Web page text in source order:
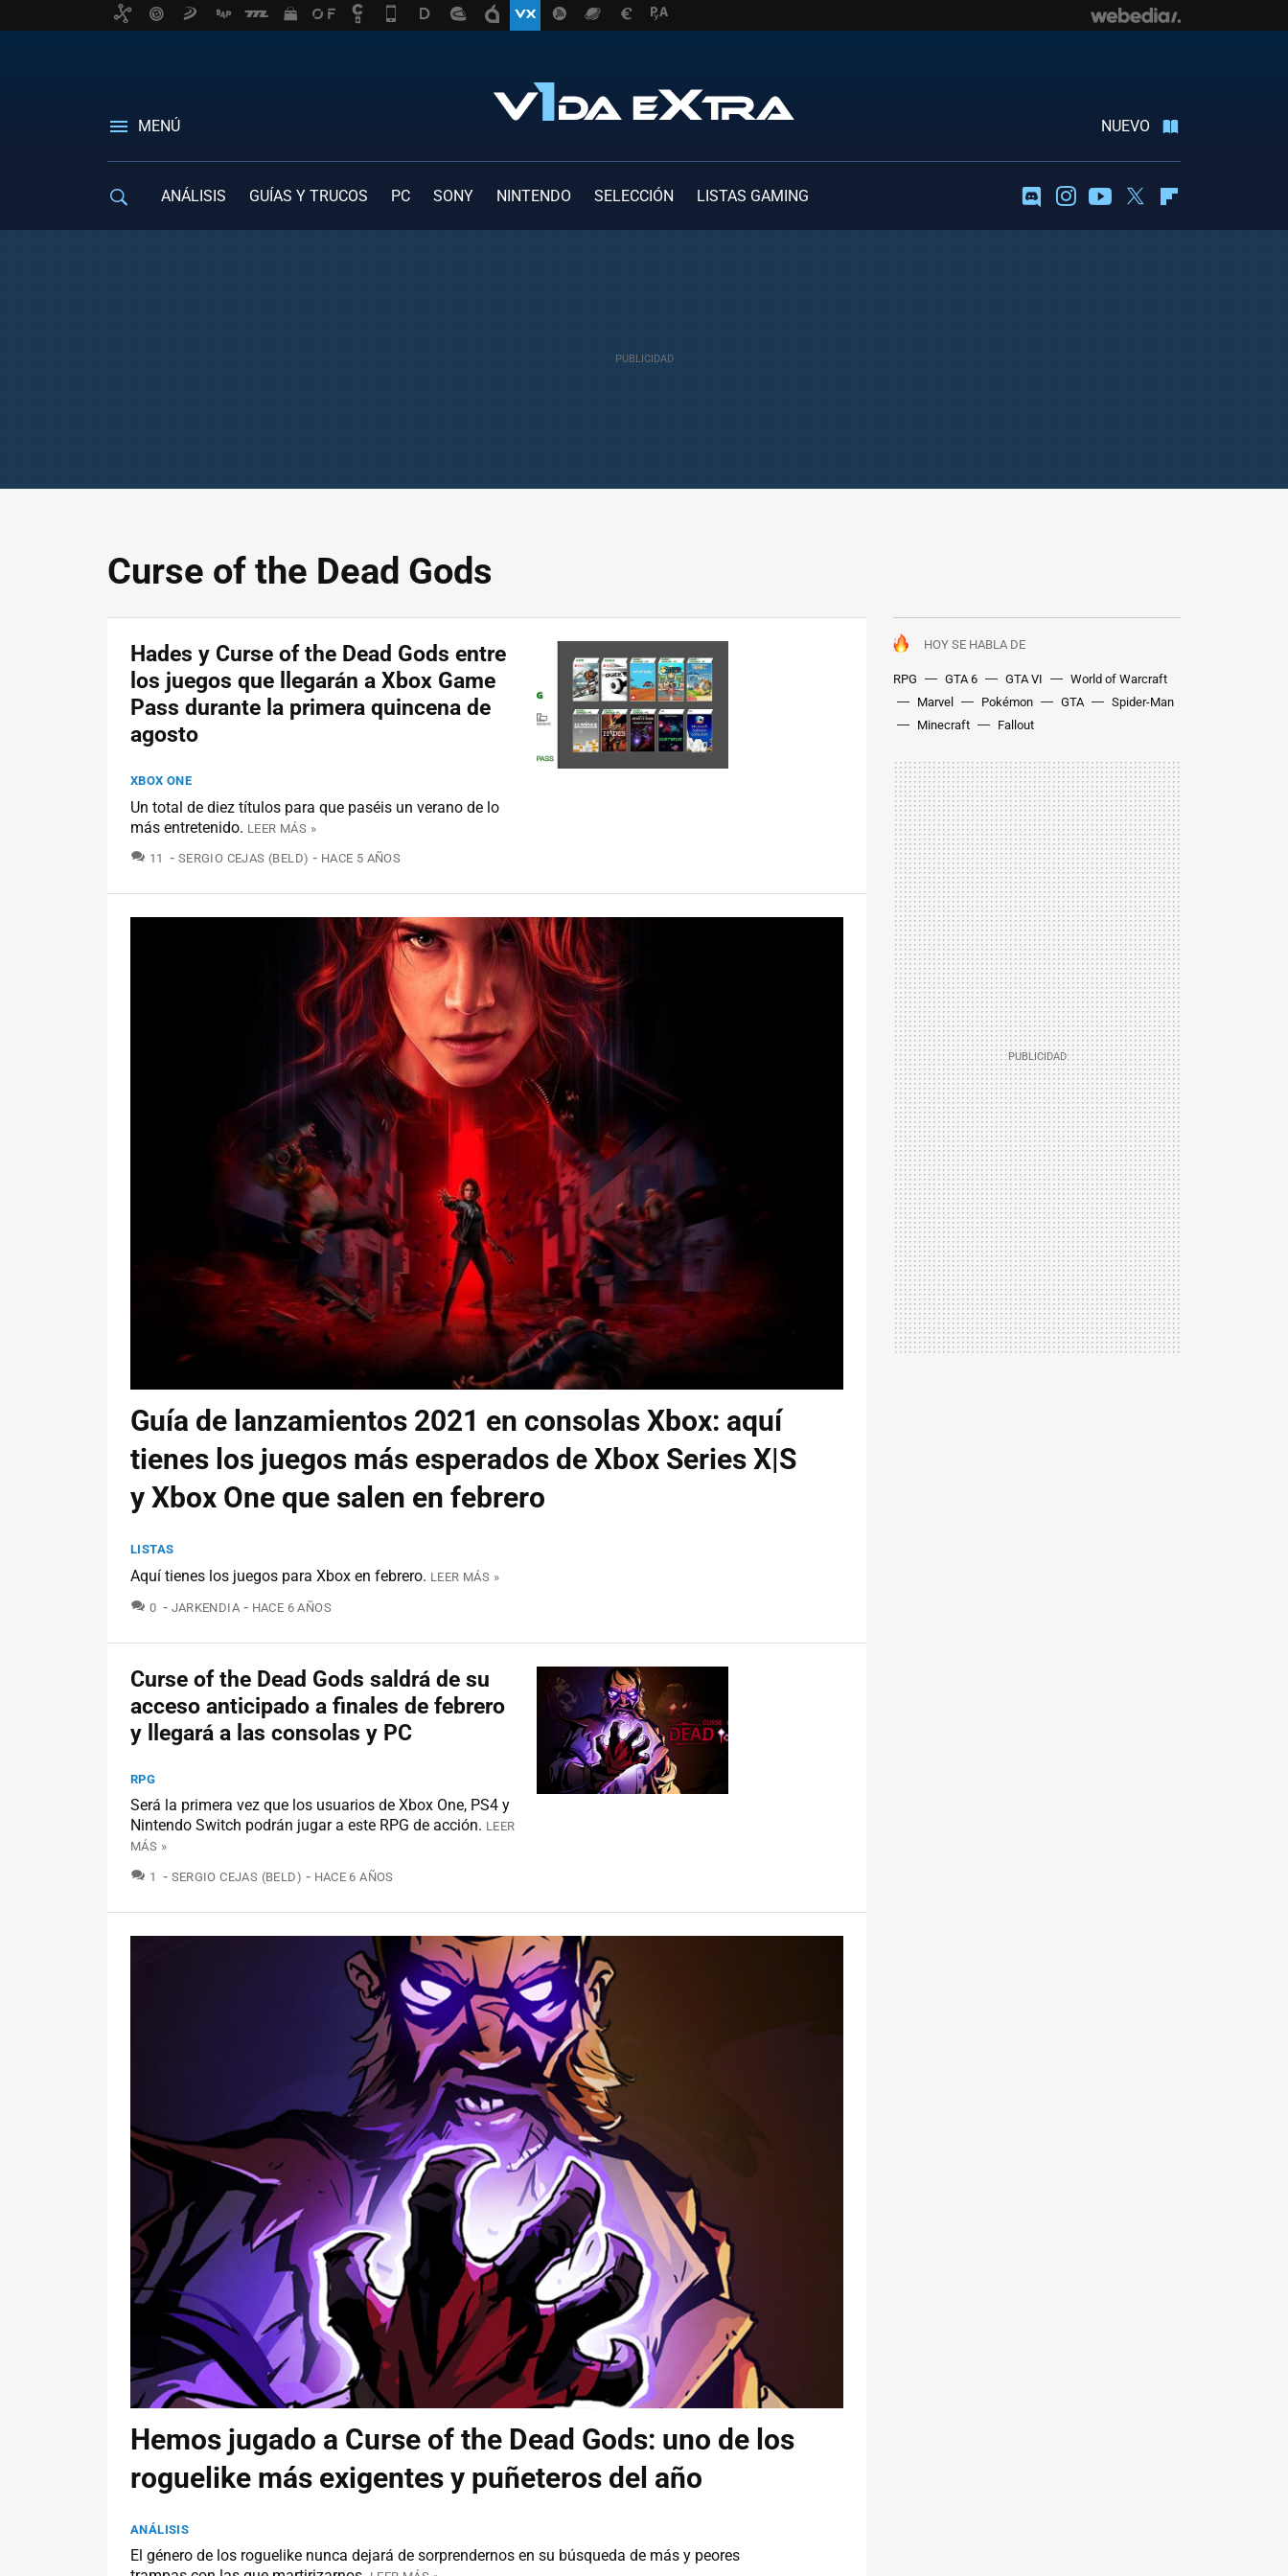
MENÚ NUEVO
ANÁLISIS GUÍAS Y TRUCOS PC SONY NINTENDO SELECCIÓN LISTAS GAMING DiscordInstagramYoutubeTwitter
Curse of the Dead Gods
HOY SE HABLA DE
RPG GTA 6 GTA VI
World of Warcraft
Marvel
Pokémon GTA
Spider-Man
Minecraft
Fallout
Hades y Curse of the Dead Gods entre
los juegos que llegarán a Xbox Game
Pass durante la primera quincena de
agosto
XBOX ONE
Un total de diez títulos para que paséis un verano de lo
más entretenido. LEER MÁS »
11 COMENTARIOS
SERGIO CEJAS (BELD) HACE 5 AÑOS
Guía de lanzamientos 2021 en consolas Xbox: aquí
tienes los juegos más esperados de Xbox Series X|S
y Xbox One que salen en febrero
LISTAS
Aquí tienes los juegos para Xbox en febrero. LEER MÁS »
0 COMENTARIOS
JARKENDIA HACE 6 AÑOS
Curse of the Dead Gods saldrá de su
acceso anticipado a finales de febrero
y llegará a las consolas y PC
RPG
Será la primera vez que los usuarios de Xbox One, PS4 y
Nintendo Switch podrán jugar a este RPG de acción. LEER
MÁS »
1 COMENTARIOS
SERGIO CEJAS (BELD) HACE 6 AÑOS
Hemos jugado a Curse of the Dead Gods: uno de los
roguelike más exigentes y puñeteros del año
ANÁLISIS
El género de los roguelike nunca dejará de sorprendernos en su búsqueda de más y peores